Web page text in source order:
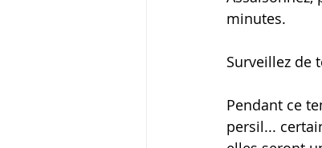
minutes.
Surveillez de
Pendant ce
persil...